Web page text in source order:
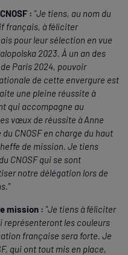
: "Je tiens, au nom du
français, à féliciter
pour leur sélection en vue
2023. À un an des
Paris 2024, pouvoir
de cette envergure est
une pleine réussite à
qui accompagne au
vœux de réussite à Anne
CNOSF en charge du haut
de mission. Je tiens
CNOSF qui se sont
notre délégation lors de
mission : "Je tiens à féliciter
représenteront les couleurs
française sera forte. Je
qui ont tout mis en place,